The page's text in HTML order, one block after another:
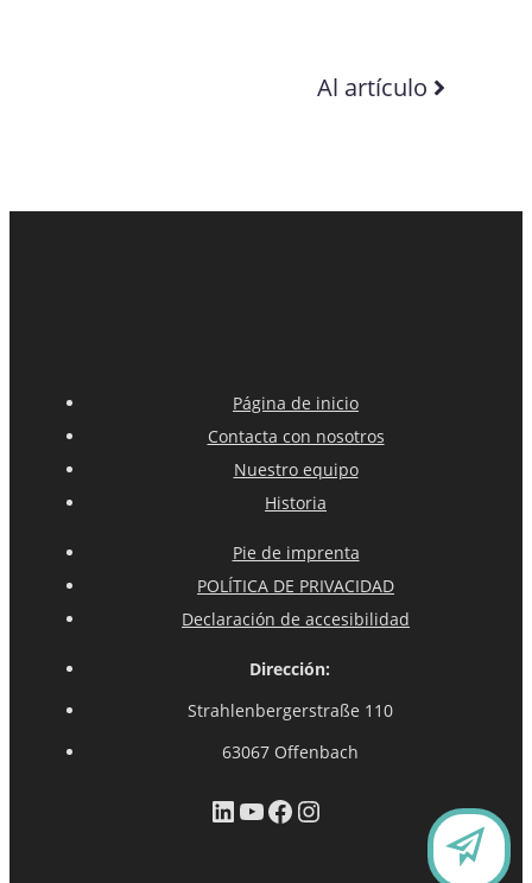
Al artículo
Página de inicio
Contacta con nosotros
Nuestro equipo
Historia
Pie de imprenta
POLÍTICA DE PRIVACIDAD
Declaración de accesibilidad
Dirección:
Strahlenbergerstraße 110
63067 Offenbach
LinkedIn
YouTube
Facebook
Instagram